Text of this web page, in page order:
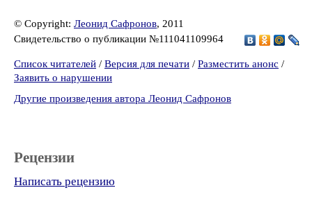
© Copyright: Леонид Сафронов, 2011
Свидетельство о публикации №111041109964
Список читателей / Версия для печати / Разместить анонс /
Заявить о нарушении
Другие произведения автора Леонид Сафронов
Рецензии
Написать рецензию